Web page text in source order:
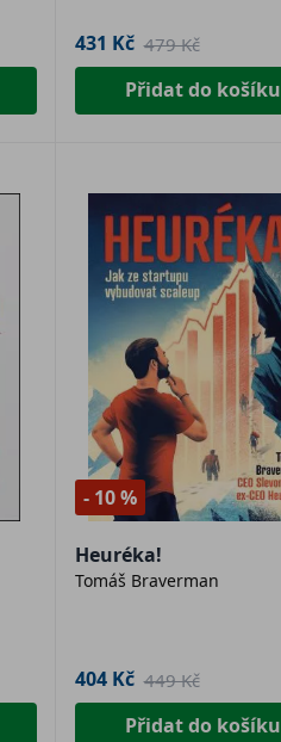
431 Kč 479 Kč
Přidat do košíku
- 10 %
Heuréka!
Tomáš Braverman
404 Kč 449 Kč
Přidat do košíku